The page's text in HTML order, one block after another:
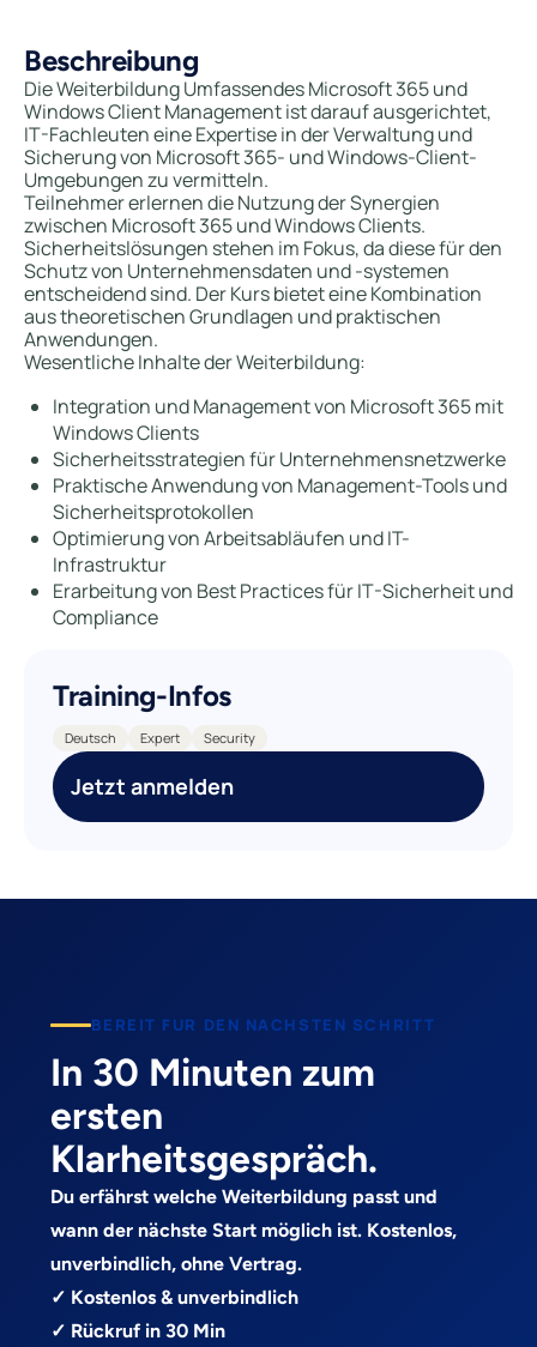
Beschreibung
Die Weiterbildung Umfassendes Microsoft 365 und
Windows Client Management ist darauf ausgerichtet,
IT-Fachleuten eine Expertise in der Verwaltung und
Sicherung von Microsoft 365- und Windows-Client-
Umgebungen zu vermitteln.
Teilnehmer erlernen die Nutzung der Synergien
zwischen Microsoft 365 und Windows Clients.
Sicherheitslösungen stehen im Fokus, da diese für den
Schutz von Unternehmensdaten und -systemen
entscheidend sind. Der Kurs bietet eine Kombination
aus theoretischen Grundlagen und praktischen
Anwendungen.
Wesentliche Inhalte der Weiterbildung:
Integration und Management von Microsoft 365 mit
Windows Clients
Sicherheitsstrategien für Unternehmensnetzwerke
Praktische Anwendung von Management-Tools und
Sicherheitsprotokollen
Optimierung von Arbeitsabläufen und IT-
Infrastruktur
Erarbeitung von Best Practices für IT-Sicherheit und
Compliance
Training-Infos
Deutsch Expert Security
Jetzt anmelden
BEREIT FUR DEN NACHSTEN SCHRITT
In 30 Minuten zum
ersten
Klarheitsgespräch.
Du erfährst welche Weiterbildung passt und
wann der nächste Start möglich ist. Kostenlos,
unverbindlich, ohne Vertrag.
✓ Kostenlos & unverbindlich
✓ Rückruf in 30 Min